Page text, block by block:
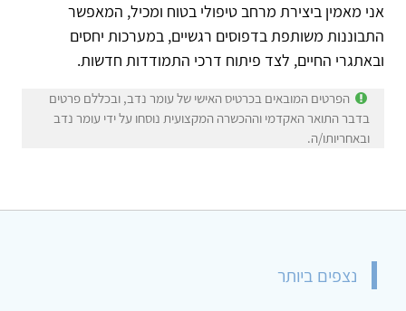
אני מאמין ביצירת מרחב טיפולי בטוח ומכיל, המאפשר
התבוננות משותפת בדפוסים רגשיים, במערכות יחסים
ובאתגרי החיים, לצד פיתוח דרכי התמודדות חדשות.
הפרטים המובאים בכרטיס האישי של עומר נדב, ובכללם פרטים
בדבר התואר האקדמי וההכשרה המקצועית נוסחו על ידי עומר נדב
ובאחריותו/ה.
נצפים ביותר